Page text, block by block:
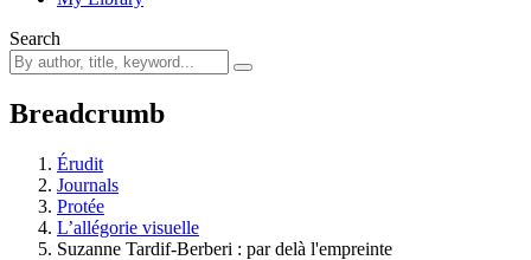
Search
Breadcrumb
Érudit
Journals
Protée
L’allégorie visuelle
Suzanne Tardif-Berberi : par delà l'empreinte